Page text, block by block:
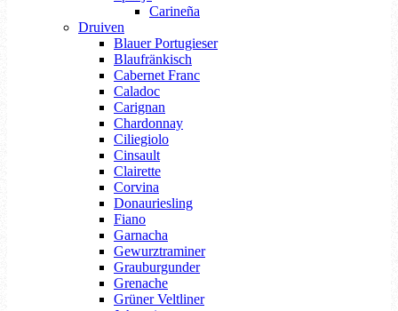
Carineña
Druiven
Blauer Portugieser
Blaufränkisch
Cabernet Franc
Caladoc
Carignan
Chardonnay
Ciliegiolo
Cinsault
Clairette
Corvina
Donauriesling
Fiano
Garnacha
Gewurztraminer
Grauburgunder
Grenache
Grüner Veltliner